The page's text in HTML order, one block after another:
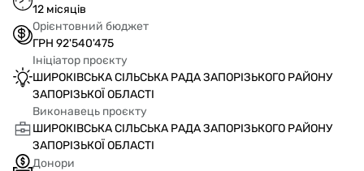
12 місяців
Орієнтовний бюджет
ГРН 92'540'475
Ініціатор проєкту
ШИРОКІВСЬКА СІЛЬСЬКА РАДА ЗАПОРІЗЬКОГО РАЙОНУ
ЗАПОРІЗЬКОЇ ОБЛАСТІ
Виконавець проєкту
ШИРОКІВСЬКА СІЛЬСЬКА РАДА ЗАПОРІЗЬКОГО РАЙОНУ
ЗАПОРІЗЬКОЇ ОБЛАСТІ
Донори